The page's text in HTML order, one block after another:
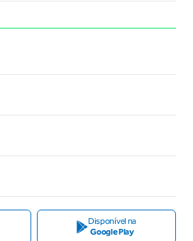
Disponível na
Google Play